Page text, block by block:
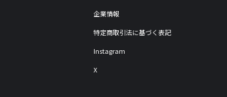
企業情報
特定商取引法に基づく表記
Instagram
X